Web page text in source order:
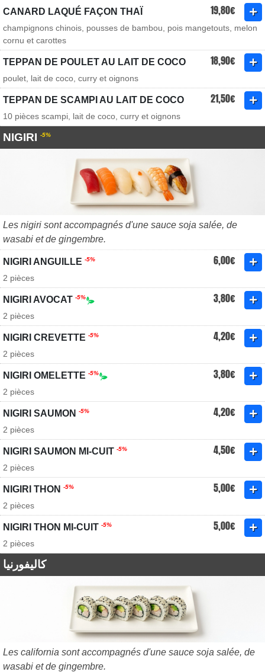
CANARD LAQUÉ FAÇON THAÏ 19,80€
champignons chinois, pousses de bambou, pois mangetouts, melon
cornu et carottes
TEPPAN DE POULET AU LAIT DE COCO 18,90€
poulet, lait de coco, curry et oignons
TEPPAN DE SCAMPI AU LAIT DE COCO 21,50€
10 pièces scampi, lait de coco, curry et oignons
NIGIRI -5%
Les nigiri sont accompagnés d'une sauce soja salée, de
wasabi et de gingembre.
NIGIRI ANGUILLE -5% 6,00€
2 pièces
NIGIRI AVOCAT -5% 3,80€
2 pièces
NIGIRI CREVETTE -5% 4,20€
2 pièces
NIGIRI OMELETTE -5% 3,80€
2 pièces
NIGIRI SAUMON -5% 4,20€
2 pièces
NIGIRI SAUMON MI-CUIT -5% 4,50€
2 pièces
NIGIRI THON -5% 5,00€
2 pièces
NIGIRI THON MI-CUIT -5% 5,00€
2 pièces
كاليفورنيا
Les california sont accompagnés d'une sauce soja salée, de
wasabi et de gingembre.